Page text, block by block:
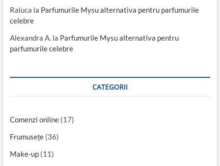
Raluca la Parfumurile Mysu alternativa pentru parfumurile
celebre
Alexandra A.la Parfumurile Mysu alternativa pentru
parfumurile celebre
CATEGORII
Comenzi online(17)
Frumusețe(36)
Make-up(11)